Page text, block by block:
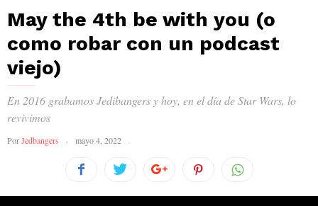
May the 4th be with you (o
como robar con un podcast
viejo)
En 2016 grabamos Jedibangers y hoy, en el día de Star Wars, lo
revivimos
PorJedbangers mayo 4, 2022